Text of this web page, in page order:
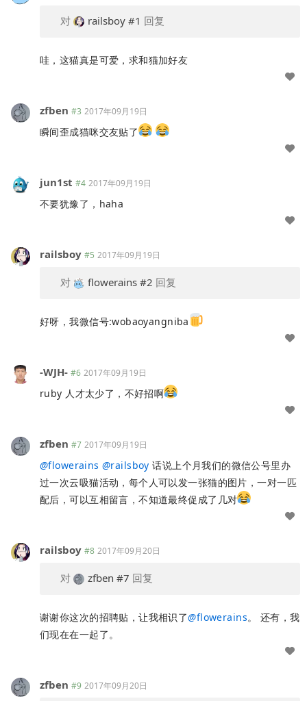
对 railsboy #1 回复
哇，这猫真是可爱，求和猫加好友
zfben #3 2017年09月19日
瞬间歪成猫咪交友贴了
jun1st #4 2017年09月19日
不要犹豫了，haha
railsboy #5 2017年09月19日
对 flowerains #2 回复
好呀，我微信号:wobaoyangniba
-WJH- #6 2017年09月19日
ruby 人才太少了，不好招啊
zfben #7 2017年09月19日
@flowerains @railsboy 话说上个月我们的微信公号里办
过一次云吸猫活动，每个人可以发一张猫的图片，一对一匹
配后，可以互相留言，不知道最终促成了几对
railsboy #8 2017年09月20日
对 zfben #7 回复
谢谢你这次的招聘贴，让我相识了@flowerains。 还有，我
们现在在一起了。
zfben #9 2017年09月20日